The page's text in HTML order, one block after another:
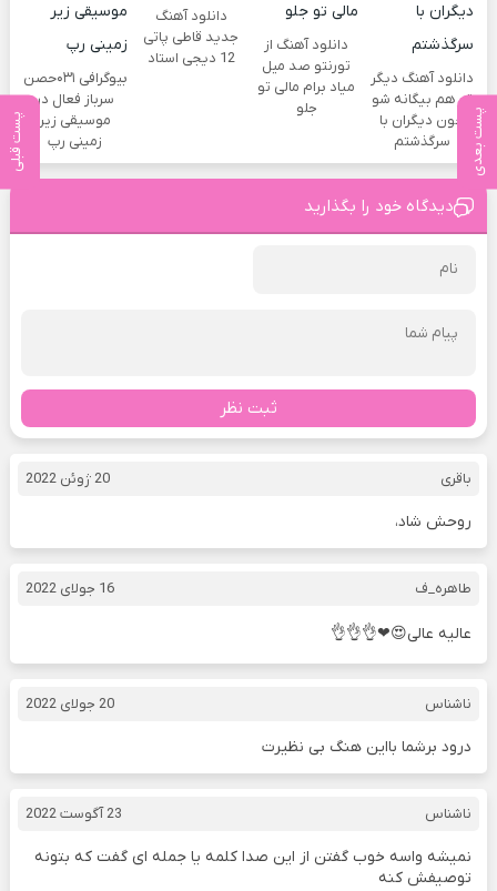
پست بعدی پست قبلی
دانلود آهنگ دیگر
تو هم بیگانه شو
چون دیگران با
سرگذشتم
دانلود آهنگ از
تورنتو صد میل
میاد برام مالی تو
جلو
دانلود آهنگ
جدید قاطی پاتی
12 دیجی استاد
بیوگرافی ۰۳۱حصن
سرباز فعال در
موسیقی زیر
زمینی رپ
دیدگاه خود را بگذارید
ثبت نظر
باقری 20 ژوئن 2022
روحش شاد،
طاهره_ف 16 جولای 2022
عالیه عالی😍❤👌👌👌
ناشناس 20 جولای 2022
درود برشما بااین هنگ بی نظیرت
ناشناس 23 آگوست 2022
نمیشه واسه خوب گفتن از این صدا کلمه یا جمله ای گفت که بتونه
توصیفش کنه